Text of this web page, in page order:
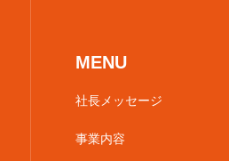
MENU
社長メッセージ
事業内容